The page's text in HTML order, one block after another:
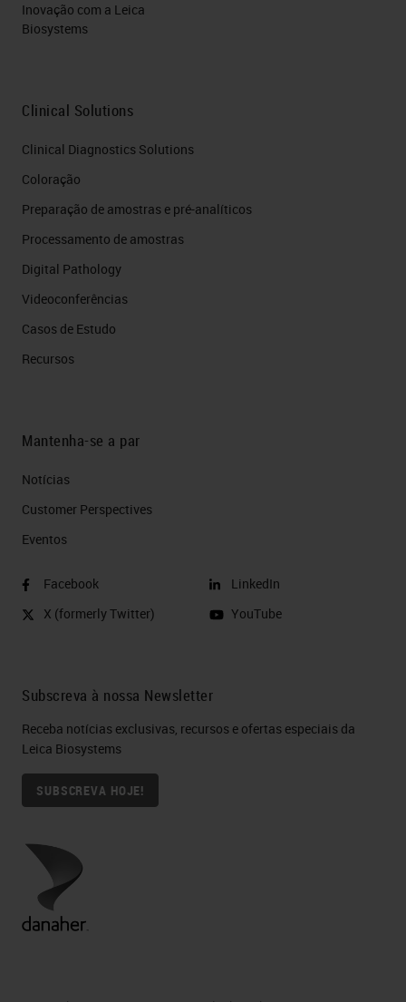
Inovação com a Leica
Biosystems
Clinical Solutions
Clinical Diagnostics Solutions
Coloração
Preparação de amostras e pré-analíticos
Processamento de amostras
Digital Pathology
Videoconferências
Casos de Estudo
Recursos
Mantenha-se a par
Notícias
Customer Perspectives​
Eventos
Facebook
X (formerly Twitter)
LinkedIn
YouTube
Subscreva à nossa Newsletter
Receba notícias exclusivas, recursos e ofertas especiais da
Leica Biosystems
SUBSCREVA HOJE!